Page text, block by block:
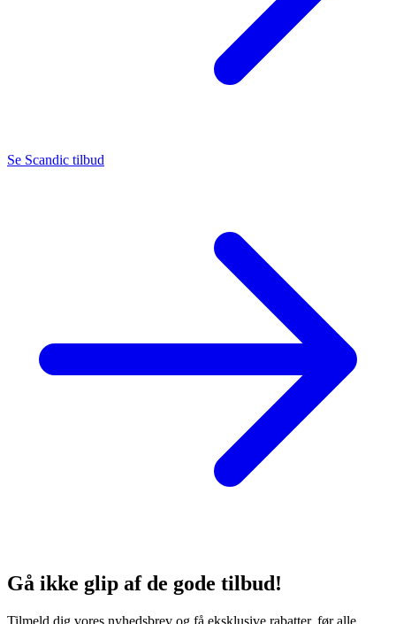
Se Scandic tilbud
Gå ikke glip af de gode tilbud!
Tilmeld dig vores nyhedsbrev og få eksklusive rabatter, før alle